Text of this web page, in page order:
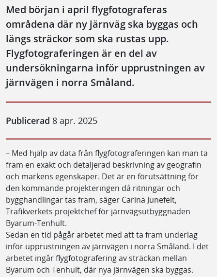
Med början i april flygfotograferas
områdena där ny järnväg ska byggas och
längs sträckor som ska rustas upp.
Flygfotograferingen är en del av
undersökningarna inför upprustningen av
järnvägen i norra Småland.
Publicerad 8 apr. 2025
– Med hjälp av data från flygfotograferingen kan man ta
fram en exakt och detaljerad beskrivning av geografin
och markens egenskaper. Det är en förutsättning för
den kommande projekteringen då ritningar och
bygghandlingar tas fram, säger Carina Junefelt,
Trafikverkets projektchef för järnvägsutbyggnaden
Byarum-Tenhult.
Sedan en tid pågår arbetet med att ta fram underlag
inför upprustningen av järnvägen i norra Småland. I det
arbetet ingår flygfotografering av sträckan mellan
Byarum och Tenhult, där nya järnvägen ska byggas.